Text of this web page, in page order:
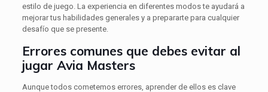
estilo de juego. La experiencia en diferentes modos te ayudará a
mejorar tus habilidades generales y a prepararte para cualquier
desafío que se presente.
Errores comunes que debes evitar al
jugar Avia Masters
Aunque todos cometemos errores, aprender de ellos es clave